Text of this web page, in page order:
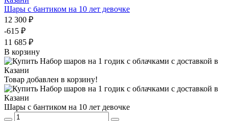
Шары с бантиком на 10 лет девочке
12 300 ₽
-615 ₽
11 685 ₽
В корзину
Товар добавлен в корзину!
Шары с бантиком на 10 лет девочке